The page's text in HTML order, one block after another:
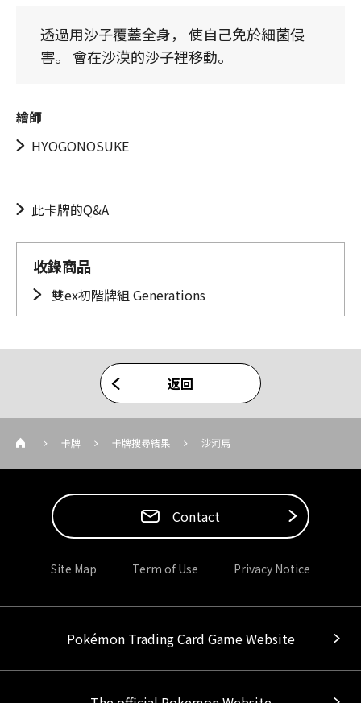
透過用沙子覆蓋全身， 使自己免於細菌侵
害。 會在沙漠的沙子裡移動。
繪師
HYOGONOSUKE
此卡牌的Q&A
收錄商品
雙ex初階牌組 Generations
返回
卡牌 卡牌搜尋結果 沙河馬
Contact
Site Map Term of Use Privacy Notice
Pokémon Trading Card Game Website